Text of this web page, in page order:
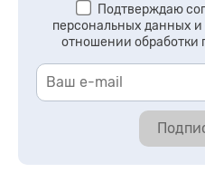
Подтверждаю
персональных данных и
отношении обработки